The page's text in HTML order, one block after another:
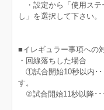
・設定から「使用ステ
し」を選択して下さい。
■イレギュラー事項への
・回線落ちした場合
①試合開始10秒以内･･
す。
②試合開始11秒以降･･